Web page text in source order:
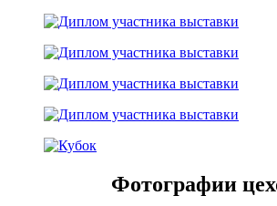
Фотографии